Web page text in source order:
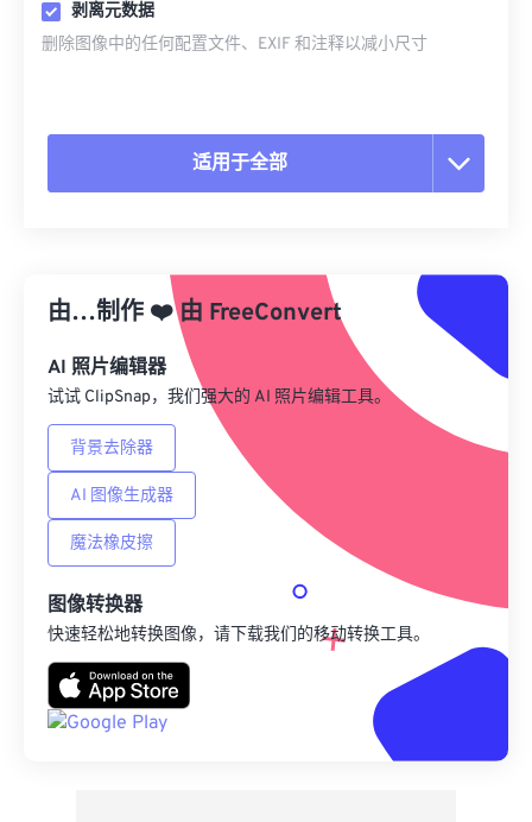
剥离元数据
删除图像中的任何配置文件、EXIF 和注释以减小尺寸
适用于全部
从预设应用
另存为预设
由…制作 ❤️由 FreeConvert
AI 照片编辑器
试试 ClipSnap，我们强大的 AI 照片编辑工具。
背景去除器
AI 图像生成器
魔法橡皮擦
图像转换器
快速轻松地转换图像，请下载我们的移动转换工具。